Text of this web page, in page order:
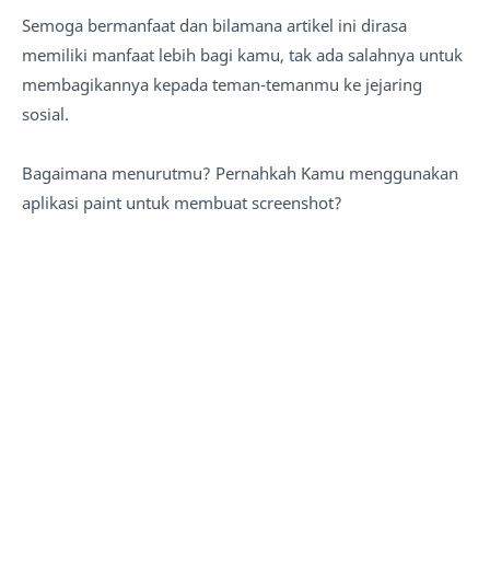
Semoga bermanfaat dan bilamana artikel ini dirasa
memiliki manfaat lebih bagi kamu, tak ada salahnya untuk
membagikannya kepada teman-temanmu ke jejaring
sosial.
Bagaimana menurutmu? Pernahkah Kamu menggunakan
aplikasi paint untuk membuat screenshot?